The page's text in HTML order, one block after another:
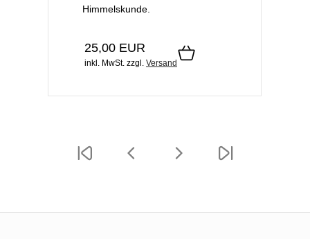
Himmelskunde.
25,00 EUR
inkl. MwSt. zzgl. Versand